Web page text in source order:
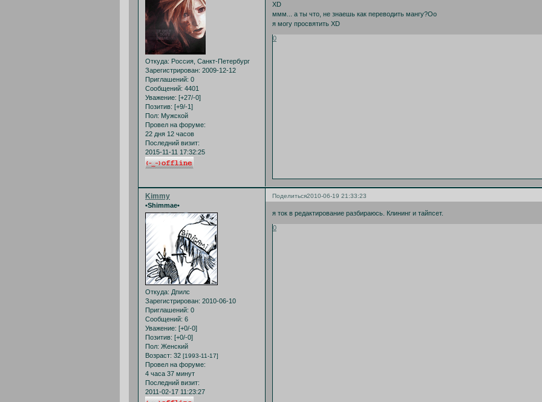
Откуда: Россия, Санкт-Петербург
Зарегистрирован: 2009-12-12
Приглашений: 0
Сообщений: 4401
Уважение: [+27/-0]
Позитив: [+9/-1]
Пол: Мужской
Провел на форуме:
22 дня 12 часов
Последний визит:
2015-11-11 17:32:25
XD
ммм... а ты что, не знаешь как переводить мангу?Оо
я могу просвятить XD
0
Поделиться2010-06-19 21:33:23
Kimmy
•Shimmae•
Откуда: Дпилс
Зарегистрирован: 2010-06-10
Приглашений: 0
Сообщений: 6
Уважение: [+0/-0]
Позитив: [+0/-0]
Пол: Женский
Возраст: 32 [1993-11-17]
Провел на форуме:
4 часа 37 минут
Последний визит:
2011-02-17 11:23:27
я ток в редактирование разбираюсь. Клининг и тайпсет.
0